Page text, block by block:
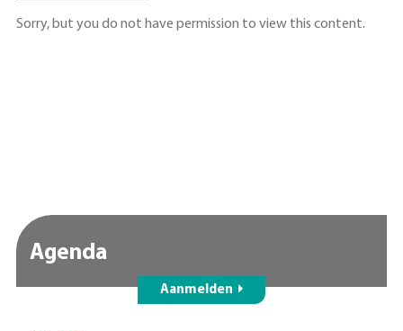
Sorry, but you do not have permission to view this content.
Agenda
Aanmelden